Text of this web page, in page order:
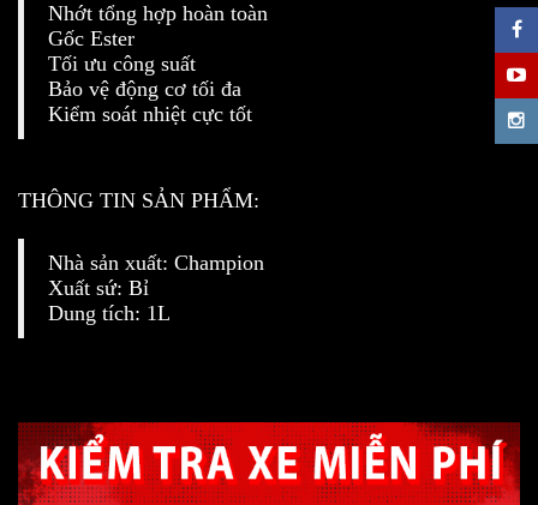
Nhớt tổng hợp hoàn toàn
Gốc Ester
Tối ưu công suất
Bảo vệ động cơ tối đa
Kiểm soát nhiệt cực tốt
THÔNG TIN SẢN PHẨM:
Nhà sản xuất: Champion
Xuất sứ: Bỉ
Dung tích: 1L